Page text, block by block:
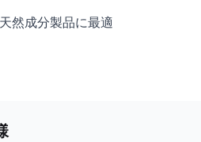
然成分製品に最適